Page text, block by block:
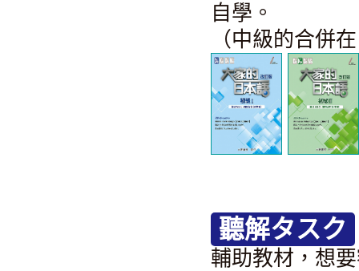
自學。
（中級的合併
聽解タスク
輔助教材，想